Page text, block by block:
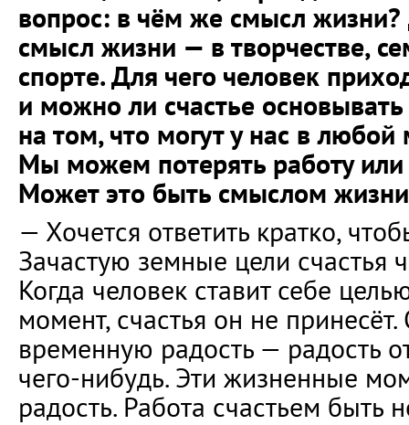
вопрос: в чём же смысл
смысл жизни — в творчестве,
спорте. Для чего человек
и можно ли счастье
на том, что могут у нас в любой
Мы можем потерять работу или
Может это быть смыслом
— Хочется ответить кратко,
Зачастую земные цели счастья
Когда человек ставит себе
момент, счастья он не
временную радость — радость
чего-нибудь. Эти жизненные
радость. Работа счастьем быть